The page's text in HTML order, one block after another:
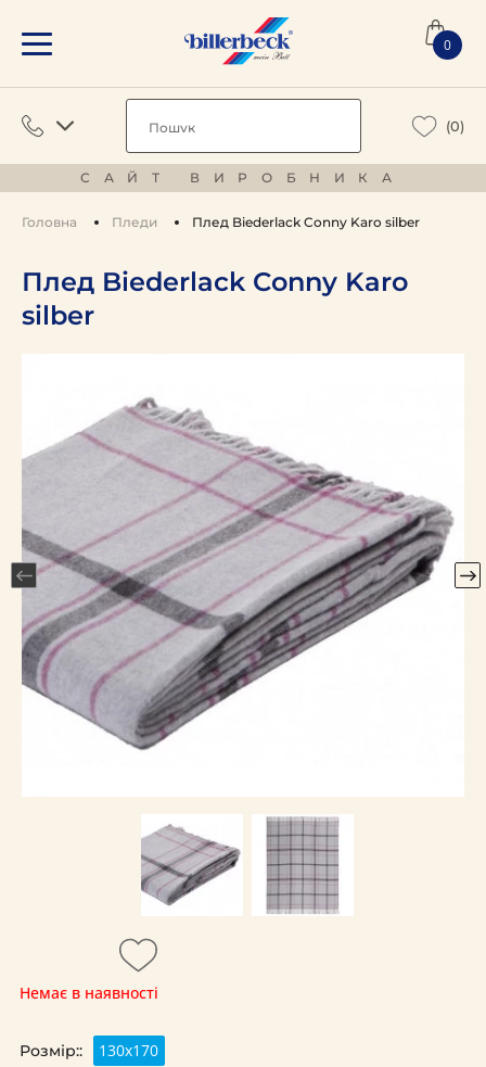
0
(0)
САЙТ ВИРОБНИКА
Головна Пледи Плед Biederlack Conny Karo silber
Плед Biederlack Conny Karo
silber
Немає в наявності
Розмір:: 130x170